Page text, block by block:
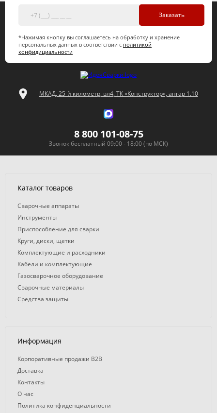
Заказать
*Нажимая кнопку вы соглашаетесь на обработку и хранение
персональных данных в соответствии с политикой
конфидициальности
МКАД, 25-й километр, вл4, ТК «Конструктор», ангар 1.10
8 800 101-08-75
Звонок бесплатный 09:00 - 18:00 (по МСК)
Каталог товаров
Сварочные аппараты
Инструменты
Приспособление для сварки
Круги, диски, щетки
Комплектующие и расходники
Кабели и комплектующие
Газосварочное оборудование
Сварочные материалы
Средства защиты
Информация
Корпоративные продажи B2B
Доставка
Контакты
О нас
Политика конфиденциальности